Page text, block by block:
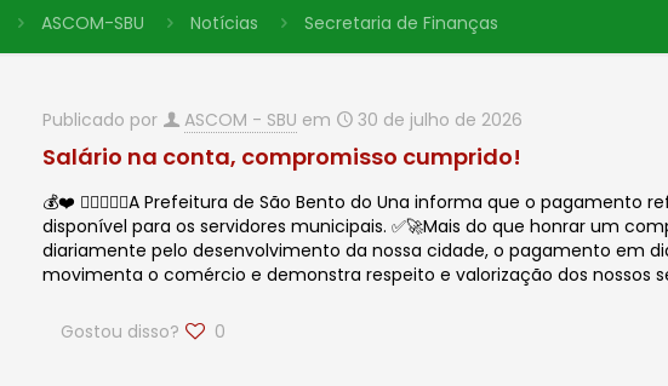
ASCOM-SBU Notícias Secretaria de Finanças
Publicado por ASCOM - SBU em 30 de julho de 2026
Salário na conta, compromisso cumprido!
💰❤️ 🙋🏻‍♂️✍🏻A Prefeitura de São Bento do Una informa que o pagamento
disponível para os servidores municipais. ✅🚀Mais do que honrar um
diariamente pelo desenvolvimento da nossa cidade, o pagamento em
movimenta o comércio e demonstra respeito e valorização dos nossos
Gostou disso? 0